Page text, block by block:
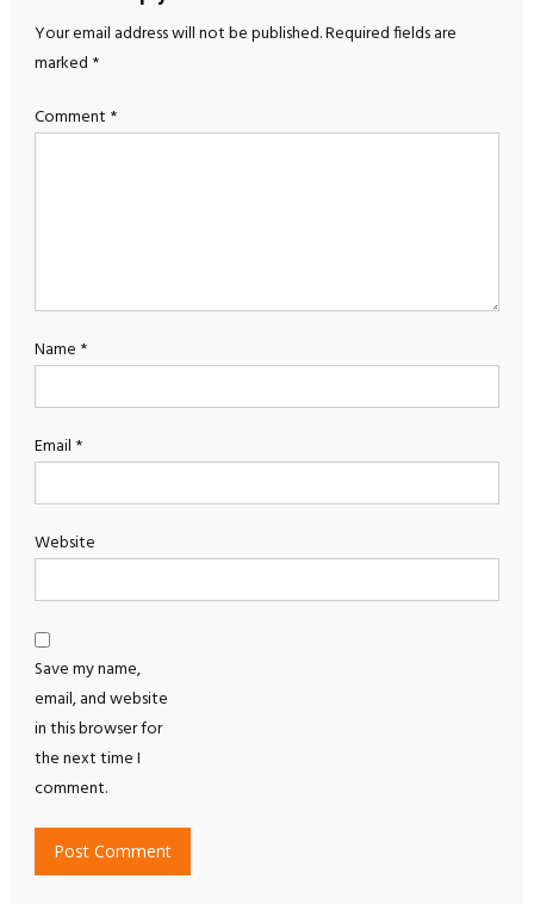
Your email address will not be published.Required fields are
marked *
Comment *
Name *
Email *
Website
Save my name,
email, and website
in this browser for
the next time I
comment.